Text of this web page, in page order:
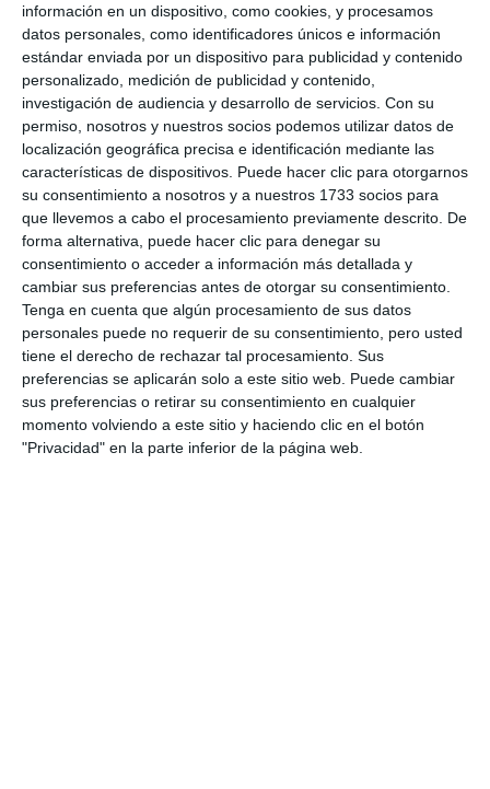
información en un dispositivo, como cookies, y procesamos
datos personales, como identificadores únicos e información
estándar enviada por un dispositivo para publicidad y contenido
personalizado, medición de publicidad y contenido,
investigación de audiencia y desarrollo de servicios. Con su
permiso, nosotros y nuestros socios podemos utilizar datos de
localización geográfica precisa e identificación mediante las
características de dispositivos. Puede hacer clic para otorgarnos
su consentimiento a nosotros y a nuestros 1733 socios para
que llevemos a cabo el procesamiento previamente descrito. De
forma alternativa, puede hacer clic para denegar su
consentimiento o acceder a información más detallada y
cambiar sus preferencias antes de otorgar su consentimiento.
Tenga en cuenta que algún procesamiento de sus datos
personales puede no requerir de su consentimiento, pero usted
tiene el derecho de rechazar tal procesamiento. Sus
preferencias se aplicarán solo a este sitio web. Puede cambiar
sus preferencias o retirar su consentimiento en cualquier
momento volviendo a este sitio y haciendo clic en el botón
"Privacidad" en la parte inferior de la página web.
If you want to enjoy the marine phanerogams and
the natural aquarium where there is an abundance
of fish species, it is very easy, just a few metres
from the shore of the beach you can admire the
great marine ecosystem that we have in Mijas.